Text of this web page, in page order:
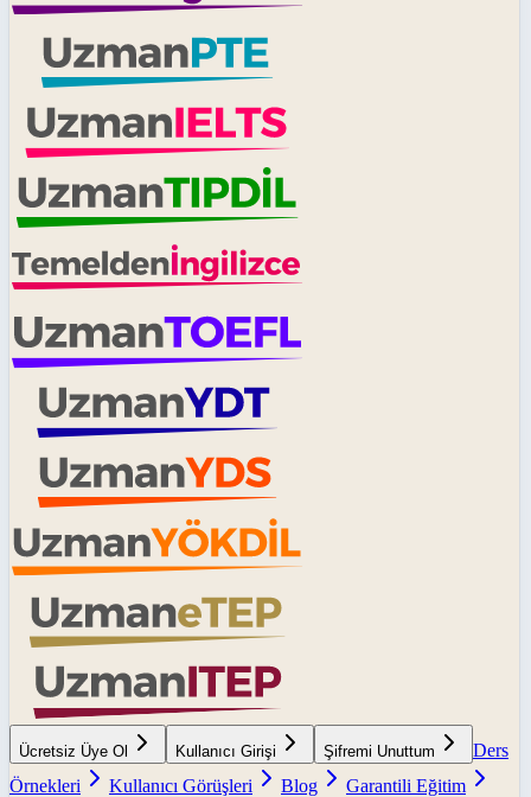
Ücretsiz Üye Ol Kullanıcı Girişi Şifremi Unuttum
Ders
Örnekleri
Kullanıcı Görüşleri Blog
Garantili Eğitim